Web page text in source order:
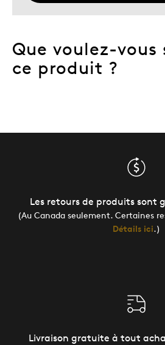
Que voulez-vous
ce produit ?
Les retours de produits sont
(Au Canada seulement. Certaines
Détails ici.)
Livraison gratuite à tout